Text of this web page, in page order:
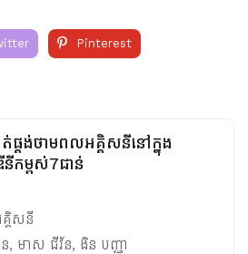
Pinterest
ត់ផ្គង់ថាមពលអគ្គិសនីនៅក្នុង
កម្ពស់7ជាន់
គ្គិសនី
, មាស ជីវ័ន, ងិន បញ្ញា